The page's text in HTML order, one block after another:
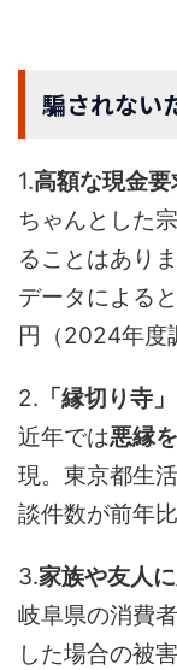
騙されない
1.高額な現金要
ちゃんとした
ることはあり
データによる
円（2024年度
2. 「縁切り寺
近年では悪縁
現。東京都生
談件数が前年
3.家族や友人
岐阜県の消費
した場合の被